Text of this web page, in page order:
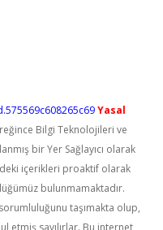
Yasal
Bilgi Teknolojileri ve
bir Yer Sağlayıcı olarak
içerikleri proaktif olarak
bulunmamaktadır.
taşımakta olup,
etmiş sayılırlar. Bu internet